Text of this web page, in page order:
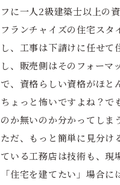
フに一人2級建築士以上の
フランチャイズの住宅スタ
し、工事は下請けに任せ
し、販売側はそのフォー
で、資格らしい資格がほと
ちょっと怖いですよね？
のか無いのか分かってしま
ただ、もっと簡単に見分け
ている工務店は技術も、現
「住宅を建てたい」場合